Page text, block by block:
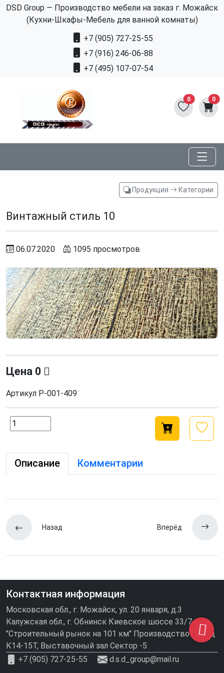
DSD Group — Производство мебели на заказ г. Можайск
(Кухни-Шкафы-Мебель для ванной комнаты)
+7 (905) 727-25-55
+7 (916) 246-06-88
+7 (495) 107-07-54
0 0
Продукция Категории
Винтажный стиль 10
06.07.2020 1095 просмотров
Цена 0
Артикул Р-001-409
Описание Комментарии
Назад Вперёд
Контактная информация
Московская обл., г. Можайск, ул. 20 января, д.3
Калужская обл., г. Обнинск Киевское шоссе 33/7
"Строительный рынок на 101 км" Производство\склад
К14-15Т, Выставочный зал Сектор -5
+7 (905) 727-25-55
d.s.d_group@mail.ru